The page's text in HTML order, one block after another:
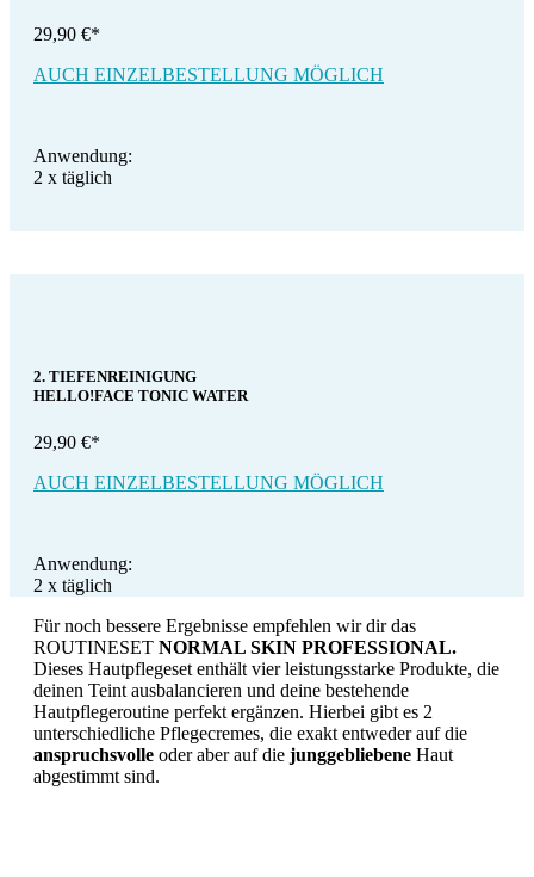
29,90 €*
AUCH EINZELBESTELLUNG MÖGLICH
Anwendung:
2 x täglich
2. TIEFENREINIGUNG
HELLO!FACE TONIC WATER
29,90 €*
AUCH EINZELBESTELLUNG MÖGLICH
Anwendung:
2 x täglich
Für noch bessere Ergebnisse empfehlen wir dir das
ROUTINESET NORMAL SKIN PROFESSIONAL.
Dieses Hautpflegeset enthält vier leistungsstarke Produkte, die
deinen Teint ausbalancieren und deine bestehende
Hautpflegeroutine perfekt ergänzen. Hierbei gibt es 2
unterschiedliche Pflegecremes, die exakt entweder auf die
anspruchsvolle oder aber auf die junggebliebene Haut
abgestimmt sind.